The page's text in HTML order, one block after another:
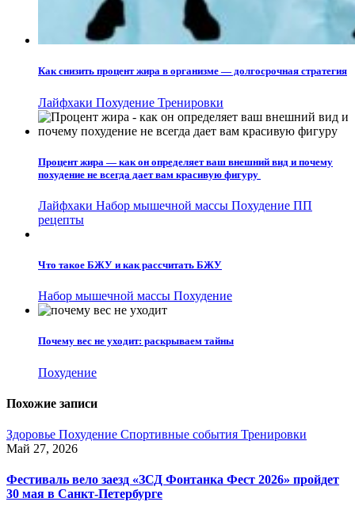
Как снизить процент жира в организме — долгосрочная стратегия
Лайфхаки Похудение Тренировки
Процент жира — как он определяет ваш внешний вид и почему
похудение не всегда дает вам красивую фигуру
Лайфхаки Набор мышечной массы Похудение ПП
рецепты
Что такое БЖУ и как рассчитать БЖУ
Набор мышечной массы Похудение
Почему вес не уходит: раскрываем тайны
Похудение
Похожие записи
Здоровье Похудение Спортивные события Тренировки
Май 27, 2026
Фестиваль вело заезд «ЗСД Фонтанка Фест 2026» пройдет
30 мая в Санкт-Петербурге